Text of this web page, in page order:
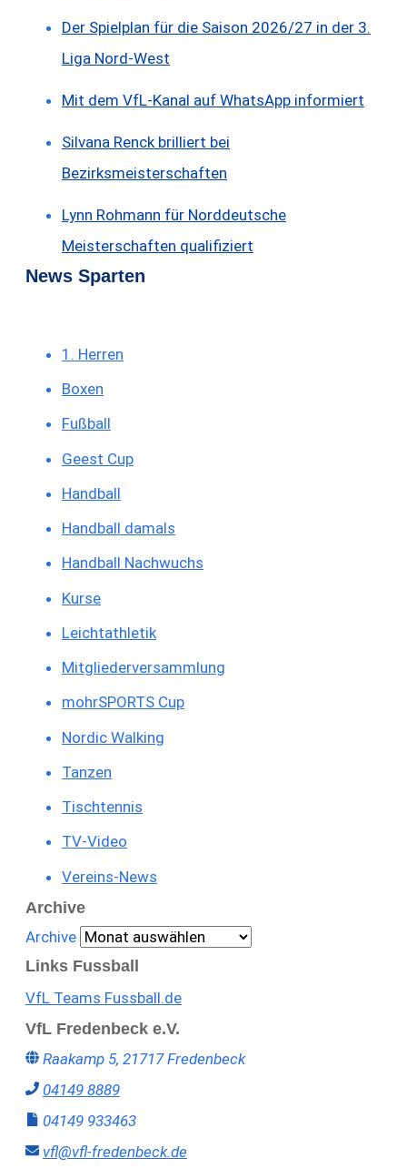
Der Spielplan für die Saison 2026/27 in der 3.
Liga Nord-West
Mit dem VfL-Kanal auf WhatsApp informiert
Silvana Renck brilliert bei
Bezirksmeisterschaften
Lynn Rohmann für Norddeutsche
Meisterschaften qualifiziert
News Sparten
1. Herren
Boxen
Fußball
Geest Cup
Handball
Handball damals
Handball Nachwuchs
Kurse
Leichtathletik
Mitgliederversammlung
mohrSPORTS Cup
Nordic Walking
Tanzen
Tischtennis
TV-Video
Vereins-News
Archive
Archive
Links Fussball
VfL Teams Fussball.de
VfL Fredenbeck e.V.
Raakamp 5, 21717 Fredenbeck
04149 8889
04149 933463
vfl@vfl-fredenbeck.de